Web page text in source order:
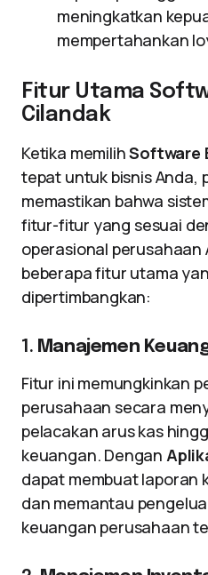
meningkatkan
mempertahankan
Fitur Utama
Cilandak
Ketika memilihSoftware
tepat untuk bisnis Anda,
memastikan bahwa
fitur-fitur yang sesuai
operasional perusahaan
beberapa fitur utama
dipertimbangkan:
1. Manajemen
Fitur ini memungkinkan
perusahaan secara
pelacakan arus kas
keuangan. Dengan
dapat membuat laporan
dan memantau
keuangan perusahaan